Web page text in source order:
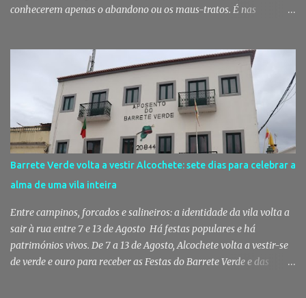
conhecerem apenas o abandono ou os maus-tratos. É nas
reforçado com um apoio municipal de 18 mil euros, destinado a
garantir melhores condições para quem, todos os dias, cuida
daqueles que não têm voz. Palmela reforça apoio às associações
que cuidam dos animais A Câmara Municipal de Palmela aprovou,
por unanimidade, na reunião pública realizada a 5 de Agosto, um
apoio financeiro global de 18 mil euros destinado às associações
de proteção animal do concelho. O financiamento permitirá
assegurar o funcionamento básico destas entidades e apoiar as
suas atividades diárias, incluindo a manutenção das instalações,
alimentação dos animais, tratamentos médicos e cirúrgicos,
aquisição de medicamentos, ...
Barrete Verde volta a vestir Alcochete: sete dias para celebrar a
alma de uma vila inteira
Entre campinos, forcados e salineiros: a identidade da vila volta a
sair à rua entre 7 e 13 de Agosto Há festas populares e há
patrimónios vivos. De 7 a 13 de Agosto, Alcochete volta a vestir-se
de verde e ouro para receber as Festas do Barrete Verde e das